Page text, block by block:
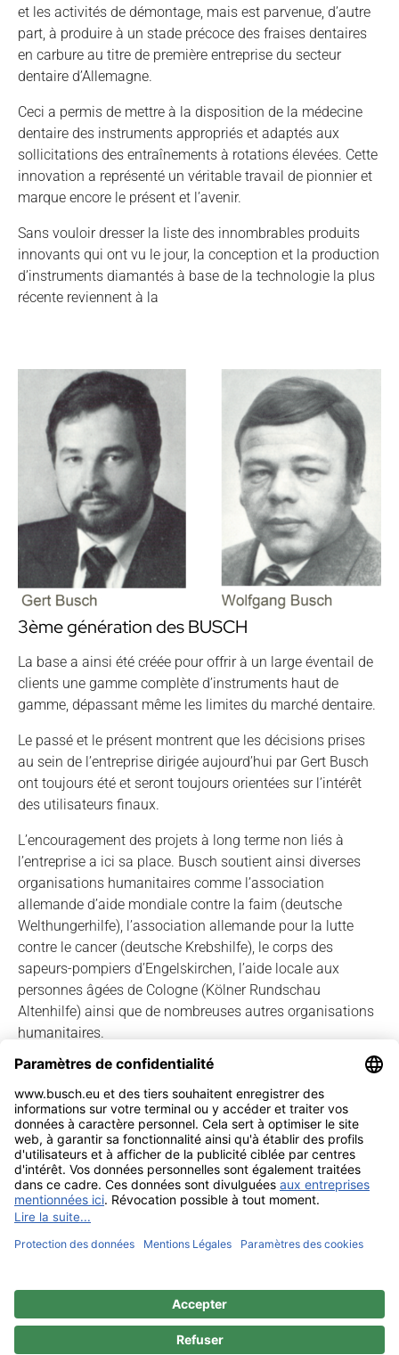
et les activités de démontage, mais est parvenue, d’autre
part, à produire à un stade précoce des fraises dentaires
en carbure au titre de première entreprise du secteur
dentaire d’Allemagne.
Ceci a permis de mettre à la disposition de la médecine
dentaire des instruments appropriés et adaptés aux
sollicitations des entraînements à rotations élevées. Cette
innovation a représenté un véritable travail de pionnier et
marque encore le présent et l’avenir.
Sans vouloir dresser la liste des innombrables produits
innovants qui ont vu le jour, la conception et la production
d’instruments diamantés à base de la technologie la plus
récente reviennent à la
3ème génération des BUSCH
La base a ainsi été créée pour offrir à un large éventail de
clients une gamme complète d’instruments haut de
gamme, dépassant même les limites du marché dentaire.
Le passé et le présent montrent que les décisions prises
au sein de l’entreprise dirigée aujourd’hui par Gert Busch
ont toujours été et seront toujours orientées sur l’intérêt
des utilisateurs finaux.
L’encouragement des projets à long terme non liés à
l’entreprise a ici sa place. Busch soutient ainsi diverses
organisations humanitaires comme l’association
allemande d’aide mondiale contre la faim (deutsche
Welthungerhilfe), l’association allemande pour la lutte
contre le cancer (deutsche Krebshilfe), le corps des
sapeurs-pompiers d’Engelskirchen, l’aide locale aux
personnes âgées de Cologne (Kölner Rundschau
Altenhilfe) ainsi que de nombreuses autres organisations
humanitaires.
Source : Diverses publications de presse
Mentions légales
Unterkaltenbach 17-27 | D - 51766